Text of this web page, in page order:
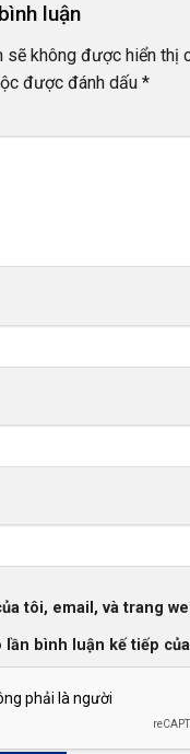
luận
sẽ không được hiển thị
được đánh dấu *
tôi, email, và trang
lần bình luận kế tiếp